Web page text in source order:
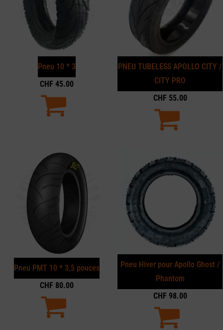
Pneu 10 * 3
CHF 45.00
PNEU TUBELESS APOLLO CITY /
CITY PRO
CHF 55.00
Pneu PMT 10 * 3,5 pouces
CHF 80.00
Pneu Hiver pour Apollo Ghost /
Phantom
CHF 98.00